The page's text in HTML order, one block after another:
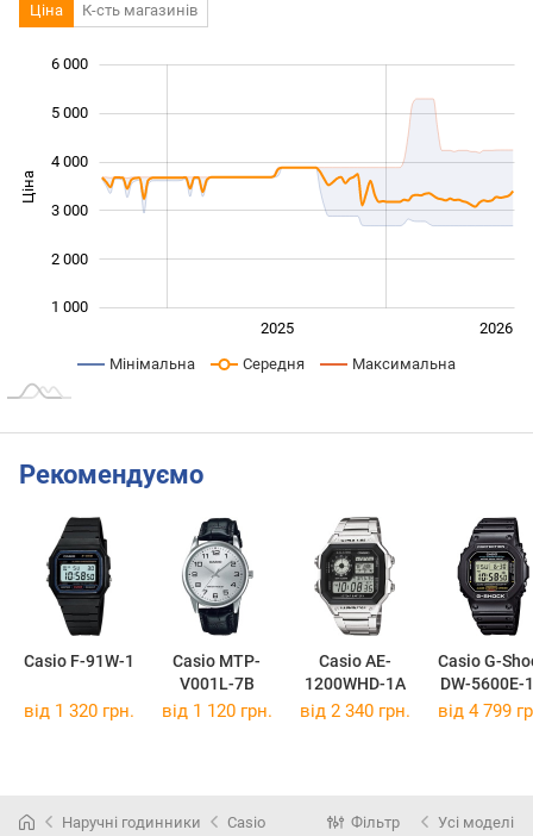
Ціна К-сть магазинів
Ціна
1 000
2 000
3 000
4 000
5 000
6 000
2025 2026
Мінімальна Середня Максимальна
Рекомендуємо
Casio F-91W-1
Casio MTP-
V001L-7B
Casio AE-
1200WHD-1A
Casio G-
DW-5600E-
від 1 320 грн. від 1 120 грн. від 2 340 грн. від 4 799
Наручні годинники Casio Фільтр Усі моделі